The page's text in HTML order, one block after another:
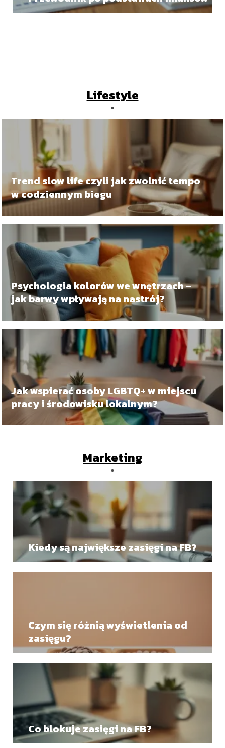
Lifestyle
Trend slow life czyli jak zwolnić tempo
w codziennym biegu
Psychologia kolorów we wnętrzach –
jak barwy wpływają na nastrój?
Jak wspierać osoby LGBTQ+ w miejscu
pracy i środowisku lokalnym?
Marketing
Kiedy są największe zasięgi na FB?
Czym się różnią wyświetlenia od
zasięgu?
Co blokuje zasięgi na FB?